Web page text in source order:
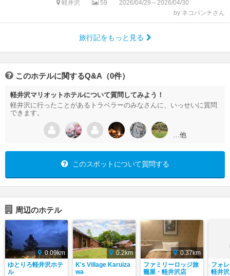
軽井沢 59
2026/04/29～2026/04/30
by ネコパンチさん
旅行記をもっと見る
このホテルに関するQ&A（0件）
軽井沢マリオットホテルについて質問してみよう！
軽井沢に行ったことがあるトラベラーのみなさんに、いっせいに質問
できます。
…他
このスポットについて質問する
周辺のホテル
0.09km
ゆとりろ軽井沢ホテ
ル
0.2km
K's Village Karuiza
wa
0.37km
ファミリーロッジ旅
籠屋・軽井沢店
フォ
軽井